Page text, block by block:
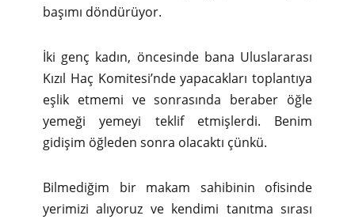
başımı döndürüyor.
İki genç kadın, öncesinde bana Uluslararası
Kızıl Haç Komitesi’nde yapacakları toplantıya
eşlik etmemi ve sonrasında beraber öğle
yemeği yemeyi teklif etmişlerdi. Benim
gidişim öğleden sonra olacaktı çünkü.
Bilmediğim bir makam sahibinin ofisinde
yerimizi alıyoruz ve kendimi tanıtma sırası